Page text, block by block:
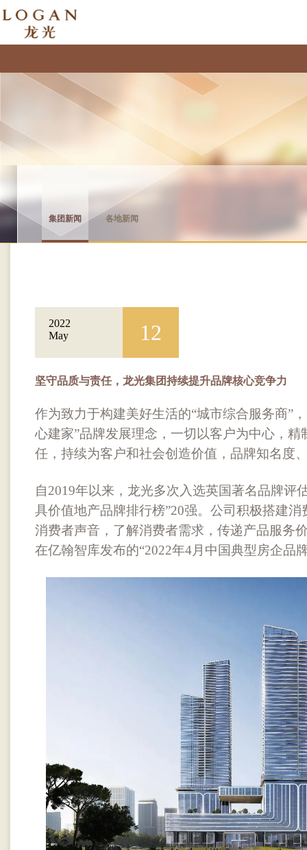
集团新闻 各地新闻
2022
May
12
坚守品质与责任，龙光集团持续提升品牌核心竞争力
作为致力于构建美好生活的“城市综合服务商”
心建家”品牌发展理念，一切以客户为中心，
任，持续为客户和社会创造价值，品牌知名度
自2019年以来，龙光多次入选英国著名品牌评
具价值地产品牌排行榜”20强。公司积极搭建
消费者声音，了解消费者需求，传递产品服务
在亿翰智库发布的“2022年4月中国典型房企品